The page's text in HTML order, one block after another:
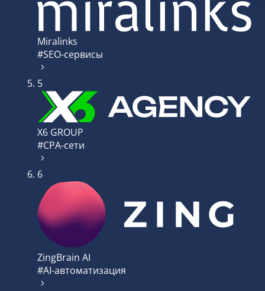
Miralinks
#SEO-сервисы
5
X6 GROUP
#CPA-сети
6
ZingBrain AI
#AI-автоматизация